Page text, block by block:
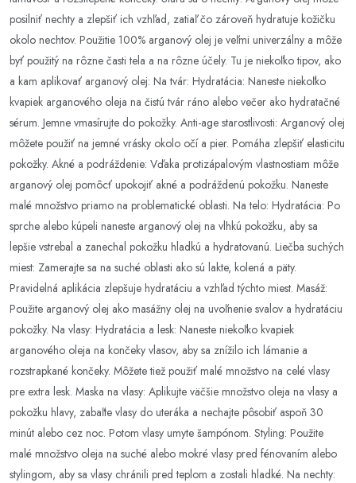
posilniť nechty a zlepšiť ich vzhľad, zatiaľ čo zároveň hydratuje kožičku
okolo nechtov. Použitie 100% arganový olej je veľmi univerzálny a môže
byť použitý na rôzne časti tela a na rôzne účely. Tu je niekoľko tipov, ako
a kam aplikovať arganový olej: Na tvár: Hydratácia: Naneste niekoľko
kvapiek arganového oleja na čistú tvár ráno alebo večer ako hydratačné
sérum. Jemne vmasírujte do pokožky. Anti-age starostlivosti: Arganový olej
môžete použiť na jemné vrásky okolo očí a pier. Pomáha zlepšiť elasticitu
pokožky. Akné a podráždenie: Vďaka protizápalovým vlastnostiam môže
arganový olej pomôcť upokojiť akné a podráždenú pokožku. Naneste
malé množstvo priamo na problematické oblasti. Na telo: Hydratácia: Po
sprche alebo kúpeli naneste arganový olej na vlhkú pokožku, aby sa
lepšie vstrebal a zanechal pokožku hladkú a hydratovanú. Liečba suchých
miest: Zamerajte sa na suché oblasti ako sú lakte, kolená a päty.
Pravidelná aplikácia zlepšuje hydratáciu a vzhľad týchto miest. Masáž:
Použite arganový olej ako masážny olej na uvoľnenie svalov a hydratáciu
pokožky. Na vlasy: Hydratácia a lesk: Naneste niekoľko kvapiek
arganového oleja na končeky vlasov, aby sa znížilo ich lámanie a
rozstrapkané končeky. Môžete tiež použiť malé množstvo na celé vlasy
pre extra lesk. Maska na vlasy: Aplikujte väčšie množstvo oleja na vlasy a
pokožku hlavy, zabaľte vlasy do uteráka a nechajte pôsobiť aspoň 30
minút alebo cez noc. Potom vlasy umyte šampónom. Styling: Použite
malé množstvo oleja na suché alebo mokré vlasy pred fénovaním alebo
stylingom, aby sa vlasy chránili pred teplom a zostali hladké. Na nechty: